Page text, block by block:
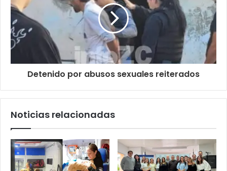
Detenido por abusos sexuales reiterados
Noticias relacionadas